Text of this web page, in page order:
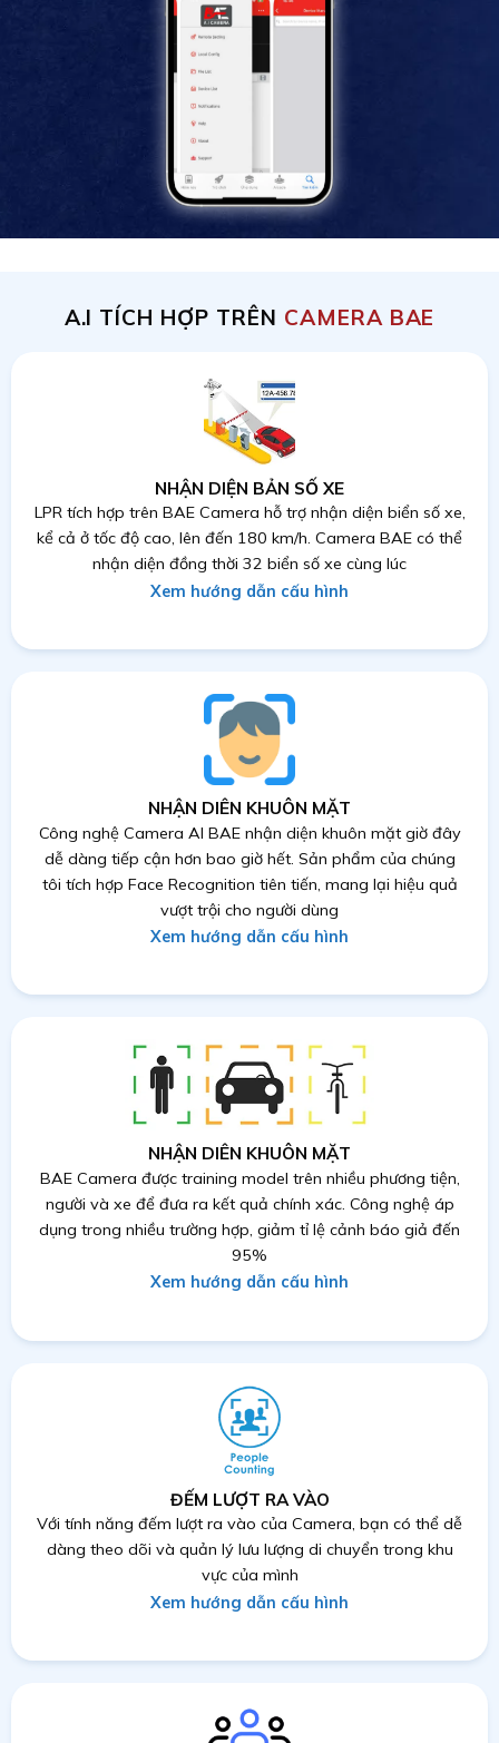
A.I TÍCH HỢP TRÊN CAMERA BAE
NHẬN DIỆN BẢN SỐ XE
LPR tích hợp trên BAE Camera hỗ trợ nhận diện biển số xe,
kể cả ở tốc độ cao, lên đến 180 km/h. Camera BAE có thể
nhận diện đồng thời 32 biển số xe cùng lúc
Xem hướng dẫn cấu hình
NHẬN DIÊN KHUÔN MẶT
Công nghệ Camera AI BAE nhận diện khuôn mặt giờ đây
dễ dàng tiếp cận hơn bao giờ hết. Sản phẩm của chúng
tôi tích hợp Face Recognition tiên tiến, mang lại hiệu quả
vượt trội cho người dùng
Xem hướng dẫn cấu hình
NHẬN DIÊN KHUÔN MẶT
BAE Camera được training model trên nhiều phương tiện,
người và xe để đưa ra kết quả chính xác. Công nghệ áp
dụng trong nhiều trường hợp, giảm tỉ lệ cảnh báo giả đến
95%
Xem hướng dẫn cấu hình
ĐẾM LƯỢT RA VÀO
Với tính năng đếm lượt ra vào của Camera, bạn có thể dễ
dàng theo dõi và quản lý lưu lượng di chuyển trong khu
vực của mình
Xem hướng dẫn cấu hình